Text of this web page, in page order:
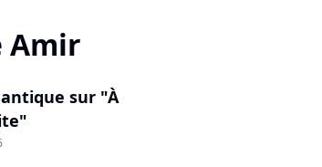
Amir
sur "À